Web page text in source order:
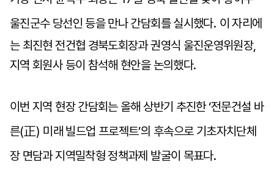
울진군수 당선인 등을 만나 간담회를 실시했다. 이 자리에
는 최진현 전건협 경북도회장과 권영식 울진운영위원장,
지역 회원사 등이 참석해 현안을 논의했다.
이번 지역 현장 간담회는 올해 상반기 추진한‘전문건설 바
른(正) 미래 빌드업 프로젝트’의 후속으로 기초자치단체
장 면담과 지역밀착형 정책과제 발굴이 목표다.